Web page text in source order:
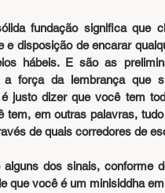
fundação significa que
e disposição de encarar
hábeis. E são as
a força da lembrança que
é justo dizer que você tem
tem, em outras palavras,
de quais corredores de
alguns dos sinais, conforme
que você é um minisiddha